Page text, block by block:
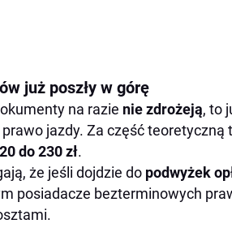
już poszły w górę
na razie nie zdrożeją, to
prawo jazdy. Za część teoretyczną
do 230 zł.
że jeśli dojdzie do podwyżek
posiadacze bezterminowych